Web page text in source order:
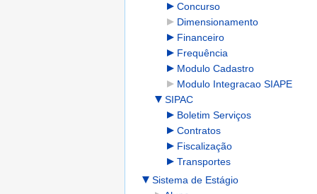
Concurso
Dimensionamento
Financeiro
Frequência
Modulo Cadastro
Modulo Integracao SIAPE
SIPAC
Boletim Serviços
Contratos
Fiscalização
Transportes
Sistema de Estágio